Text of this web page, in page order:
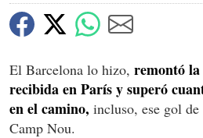
El Barcelona lo hizo, remontó
recibida en París y superó
en el camino, incluso, ese gol
Camp Nou.